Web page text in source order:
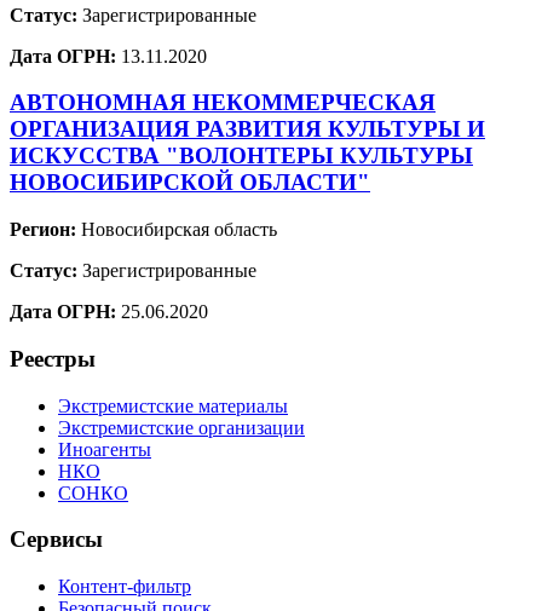
Статус: Зарегистрированные
Дата ОГРН: 13.11.2020
АВТОНОМНАЯ НЕКОММЕРЧЕСКАЯ
ОРГАНИЗАЦИЯ РАЗВИТИЯ КУЛЬТУРЫ И
ИСКУССТВА "ВОЛОНТЕРЫ КУЛЬТУРЫ
НОВОСИБИРСКОЙ ОБЛАСТИ"
Регион: Новосибирская область
Статус: Зарегистрированные
Дата ОГРН: 25.06.2020
Реестры
Экстремистские материалы
Экстремистские организации
Иноагенты
НКО
СОНКО
Сервисы
Контент-фильтр